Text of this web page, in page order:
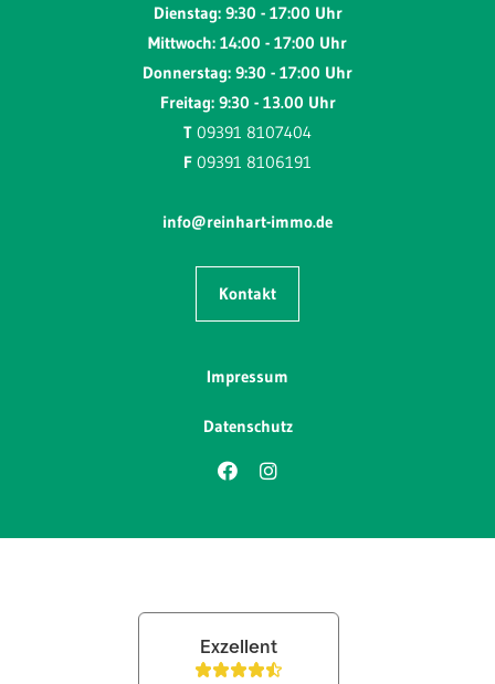
Dienstag: 9:30 - 17:00 Uhr
Mittwoch: 14:00 - 17:00 Uhr
Donnerstag: 9:30 - 17:00 Uhr
Freitag: 9:30 - 13.00 Uhr
T 09391 8107404
F 09391 8106191
info@reinhart-immo.de
Kontakt
Impressum
Datenschutz